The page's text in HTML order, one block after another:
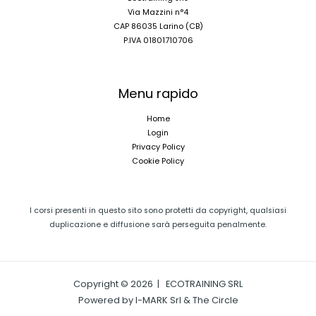
Via Mazzini n°4
CAP 86035 Larino (CB)
P.IVA 01801710706
Menu rapido
Home
Login
Privacy Policy
Cookie Policy
I corsi presenti in questo sito sono protetti da copyright, qualsiasi
duplicazione e diffusione sarà perseguita penalmente.
Copyright © 2026 | ECOTRAINING SRL
Powered by I-MARK Srl & The Circle